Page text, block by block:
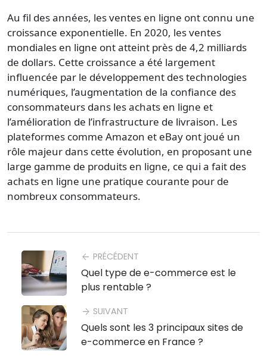
Au fil des années, lesventes en ligne ont connu une
croissance exponentielle. En 2020, les ventes
mondiales en ligne ont atteint près de 4,2 milliards
de dollars. Cette croissance a été largement
influencée par le développement des technologies
numériques, l’augmentation de la confiance des
consommateurs dans lesachats en ligne et
l’amélioration de l’infrastructure de livraison. Les
plateformes comme Amazon et eBay ont joué un
rôle majeur dans cette évolution, en proposant une
large gamme de produits en ligne, ce qui a fait des
achats en ligne une pratique courante pour de
nombreux consommateurs.
arrow_back PRÉCÉDENT
Quel type de e-commerce est le
plus rentable ?
arrow_forward SUIVANT
Quels sont les 3 principaux sites de
e-commerce en France ?